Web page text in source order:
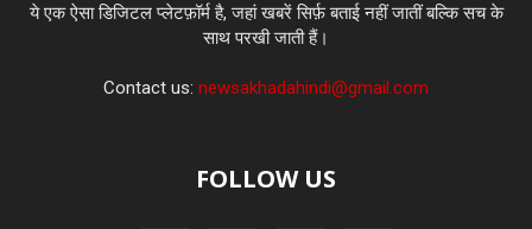
ये एक ऐसा डिजिटल प्लेटफ़ॉर्म है, जहां खबरें सिर्फ़ बताई नहीं जातीं बल्कि सच के
साथ परखी जाती हैं।
Contact us: newsakhadahindi@gmail.com
FOLLOW US